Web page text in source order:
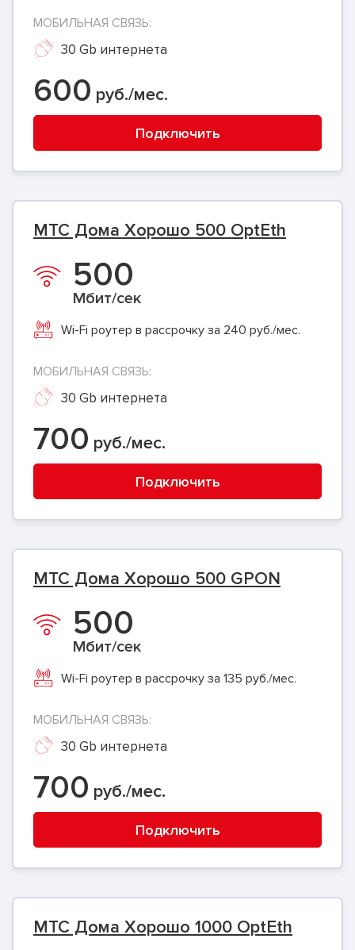
МОБИЛЬНАЯ СВЯЗЬ:
30 Gb интернета
600 руб./мес.
Подключить
МТС Дома Хорошо 500 OptEth
500
Мбит/сек
Wi-Fi роутер в рассрочку за 240 руб./мес.
МОБИЛЬНАЯ СВЯЗЬ:
30 Gb интернета
700 руб./мес.
Подключить
МТС Дома Хорошо 500 GPON
500
Мбит/сек
Wi-Fi роутер в рассрочку за 135 руб./мес.
МОБИЛЬНАЯ СВЯЗЬ:
30 Gb интернета
700 руб./мес.
Подключить
МТС Дома Хорошо 1000 OptEth